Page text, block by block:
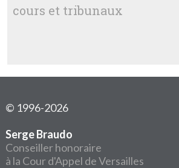
cours et tribunaux
© 1996-2026
Serge Braudo
Conseiller honoraire
à la Cour d'Appel de Versailles